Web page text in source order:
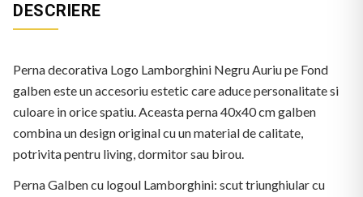
DESCRIERE
Perna decorativa Logo Lamborghini Negru Auriu pe Fond
galben este un accesoriu estetic care aduce personalitate si
culoare in orice spatiu. Aceasta perna 40x40 cm galben
combina un design original cu un material de calitate,
potrivita pentru living, dormitor sau birou.
Perna Galben cu logoul Lamborghini: scut triunghiular cu